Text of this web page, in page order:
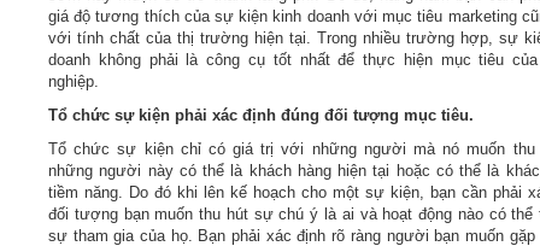
giá độ tương thích của sự kiện kinh doanh với mục tiêu marketing
với tính chất của thị trường hiện tại. Trong nhiều trường hợp, sự
doanh không phải là công cụ tốt nhất để thực hiện mục tiêu của
nghiệp.
Tổ chức sự kiện phải xác định đúng đối tượng mục tiêu.
Tổ chức sự kiện chỉ có giá trị với những người mà nó muốn thu
những người này có thể là khách hàng hiện tại hoặc có thể là
tiềm năng. Do đó khi lên kế hoạch cho một sự kiện, bạn cần phải
đối tượng bạn muốn thu hút sự chú ý là ai và hoạt động nào có thể
sự tham gia của họ. Bạn phải xác định rõ ràng người bạn muốn gặp